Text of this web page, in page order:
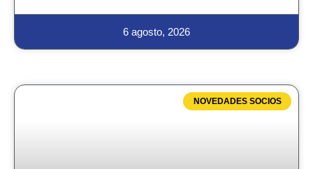
6 agosto, 2026
NOVEDADES SOCIOS